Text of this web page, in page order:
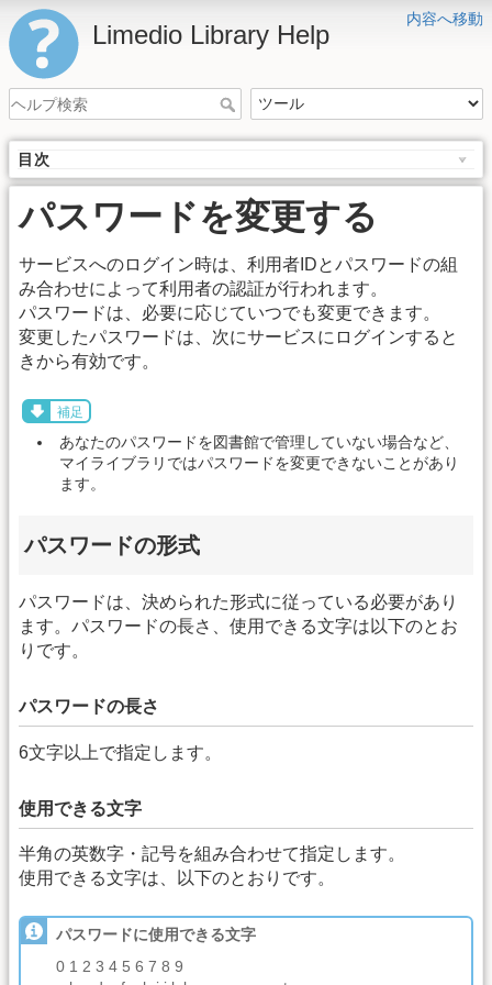
内容へ移動
Limedio Library Help
目次
パスワードを変更する
サービスへのログイン時は、利用者IDとパスワードの組
み合わせによって利用者の認証が行われます。
パスワードは、必要に応じていつでも変更できます。
変更したパスワードは、次にサービスにログインすると
きから有効です。
補足
あなたのパスワードを図書館で管理していない場合など、
マイライブラリではパスワードを変更できないことがあり
ます。
パスワードの形式
パスワードは、決められた形式に従っている必要があり
ます。パスワードの長さ、使用できる文字は以下のとお
りです。
パスワードの長さ
6文字以上で指定します。
使用できる文字
半角の英数字・記号を組み合わせて指定します。
使用できる文字は、以下のとおりです。
パスワードに使用できる文字
0 1 2 3 4 5 6 7 8 9